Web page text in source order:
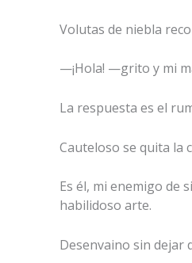
Volutas de niebla
—¡Hola! —grito y mi
La respuesta es el
Cauteloso se quita la
Es él, mi enemigo de
habilidoso arte.
Desenvaino sin dejar